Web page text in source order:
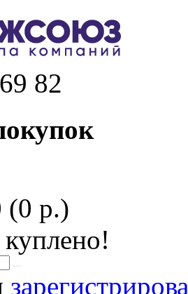
82
(0 р.)